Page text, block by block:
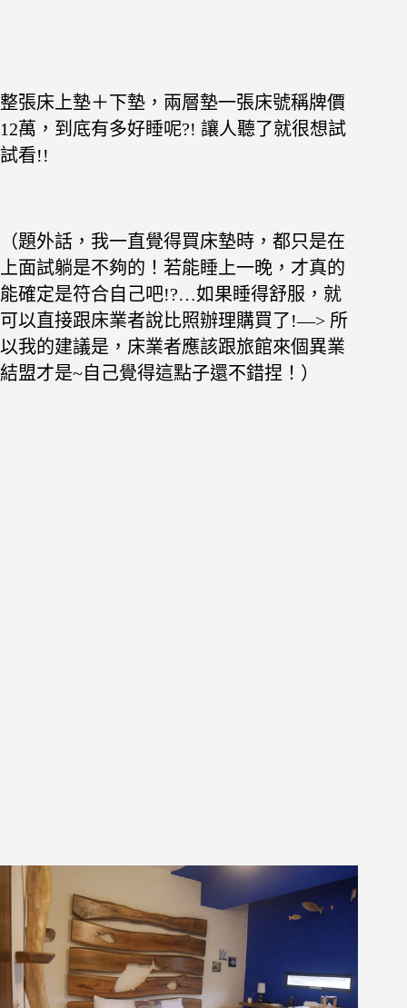
整張床上墊＋下墊，兩層墊一張床號稱牌價
12萬，到底有多好睡呢?! 讓人聽了就很想試
試看!!
（題外話，我一直覺得買床墊時，都只是在
上面試躺是不夠的！若能睡上一晚，才真的
能確定是符合自己吧!?…如果睡得舒服，就
可以直接跟床業者說比照辦理購買了!—> 所
以我的建議是，床業者應該跟旅館來個異業
結盟才是~自己覺得這點子還不錯捏！）